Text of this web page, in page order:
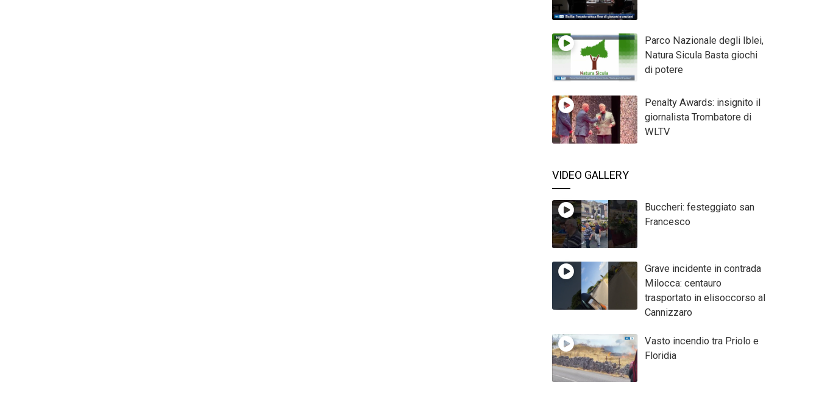
Parco Nazionale degli Iblei,
Natura Sicula Basta giochi
di potere
Penalty Awards: insignito il
giornalista Trombatore di
WLTV
VIDEO GALLERY
Buccheri: festeggiato san
Francesco
Grave incidente in contrada
Milocca: centauro
trasportato in elisoccorso al
Cannizzaro
Vasto incendio tra Priolo e
Floridia